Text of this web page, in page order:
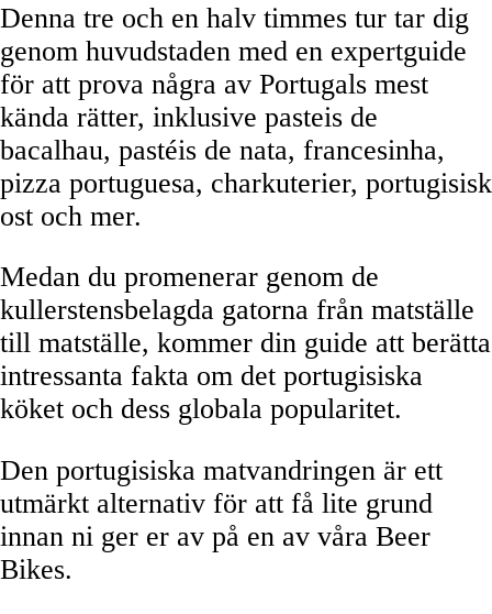
Denna tre och en halv timmes tur tar dig
genom huvudstaden med en expertguide
för att prova några av Portugals mest
kända rätter, inklusive pasteis de
bacalhau, pastéis de nata, francesinha,
pizza portuguesa, charkuterier, portugisisk
ost och mer.
Medan du promenerar genom de
kullerstensbelagda gatorna från matställe
till matställe, kommer din guide att berätta
intressanta fakta om det portugisiska
köket och dess globala popularitet.
Den portugisiska matvandringen är ett
utmärkt alternativ för att få lite grund
innan ni ger er av på en av våra Beer
Bikes.